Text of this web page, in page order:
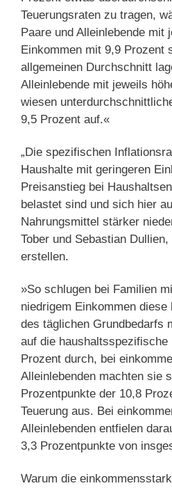
Teuerungsraten zu tragen,
Paare und Alleinlebende mit
Einkommen mit 9,9 Prozent
allgemeinen Durchschnitt
Alleinlebende mit jeweils
wiesen
9,5 Prozent auf.«
„Die spezifischen
Haushalte mit geringeren
Preisanstieg bei
belastet sind und sich hier
Nahrungsmittel stärker
Tober und Sebastian
erstellen.
»So schlugen bei Familien
niedrigem Einkommen diese
des täglichen Grundbedarfs
auf die
Prozent durch, bei
Alleinlebenden machten sie
Prozentpunkte der 10,8
Teuerung aus. Bei
Alleinlebenden entfielen
3,3 Prozentpunkte von
Warum die